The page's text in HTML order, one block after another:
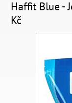
Haffit Blue -
Kč